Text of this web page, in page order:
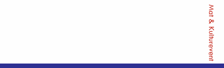
Mat & Kulturevent